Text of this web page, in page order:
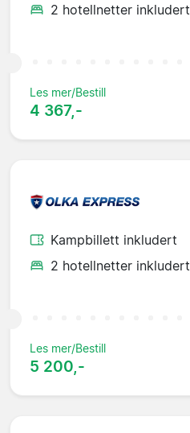
2 hotellnetter inkludert
Les mer/Bestill
4 367,-
Kampbillett inkludert
2 hotellnetter inkludert
Les mer/Bestill
5 200,-